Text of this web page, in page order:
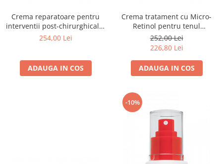
Crema reparatoare pentru
interventii post-chirurghicale,
Post-Operative Care Cream -
254,00 Lei
ADAUGA IN COS
Crema tratament cu Micro-
Retinol pentru tenul
hiperpigmentat, Lightening
Cream - 50 ml
252,00 Lei
226,80 Lei
ADAUGA IN COS
-10%